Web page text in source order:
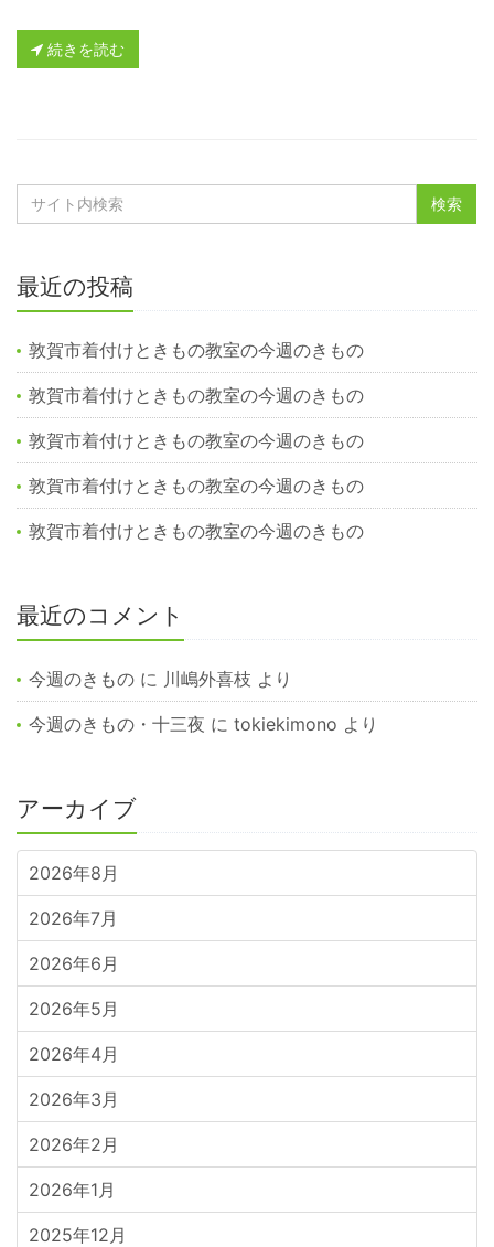
続きを読む
最近の投稿
敦賀市着付けときもの教室の今週のきもの
敦賀市着付けときもの教室の今週のきもの
敦賀市着付けときもの教室の今週のきもの
敦賀市着付けときもの教室の今週のきもの
敦賀市着付けときもの教室の今週のきもの
最近のコメント
今週のきもの に 川嶋外喜枝 より
今週のきもの・十三夜 にtokiekimono より
アーカイブ
2026年8月
2026年7月
2026年6月
2026年5月
2026年4月
2026年3月
2026年2月
2026年1月
2025年12月